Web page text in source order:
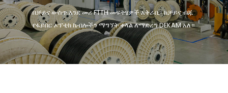
በቻይና ውስጥ እንደ መሪ FTTH መፍትሄዎች አቅራቢ፣ ከቻይና ብጁ
የፋይበር ኦፕቲክ ኬብሎችን ማግኘት ቀላል ለማድረግ DEKAM አለ።